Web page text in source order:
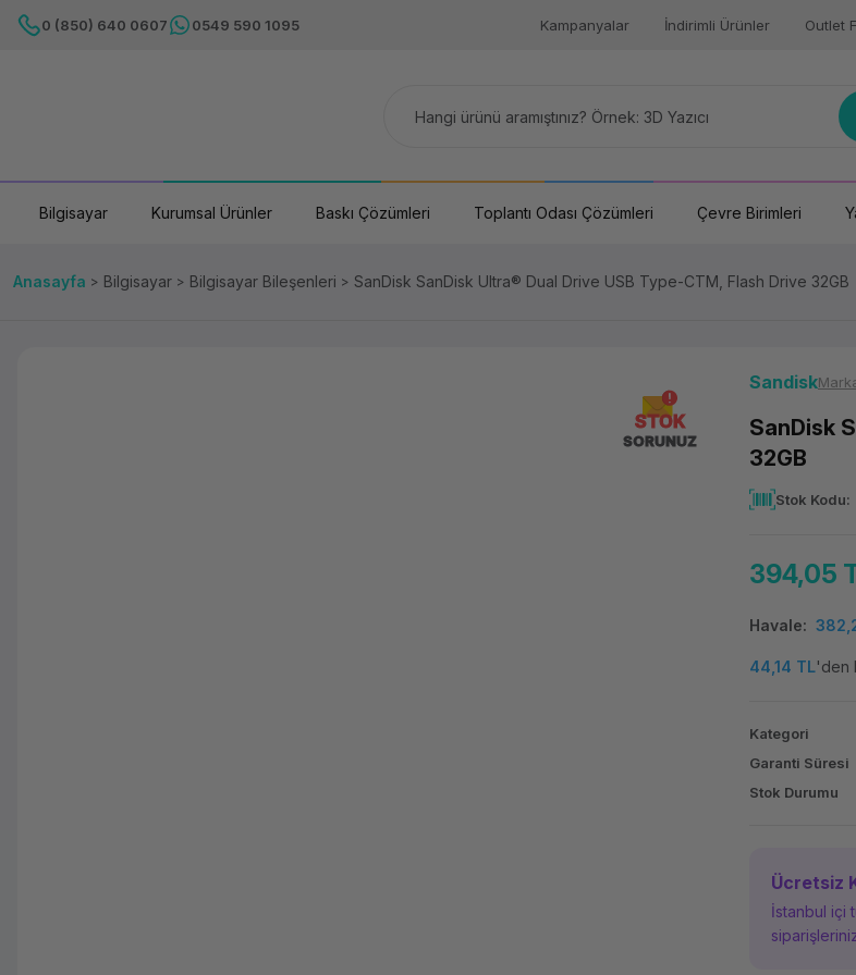
0 (850) 640 0607 0549 590 1095 Kampanyalar İndirimli Ürünler Outlet
Bilgisayar Kurumsal Ürünler Baskı Çözümleri Toplantı Odası Çözümleri Çevre Birimleri
Anasayfa Bilgisayar Bilgisayar Bileşenleri SanDisk SanDisk Ultra® Dual Drive USB Type-CTM, Flash Drive 32GB
STOK
SORUNUZ
Sandisk
SanDisk
32GB
Stok Kodu
394,05
Havale
44,14 TL'den
Kategori
Garanti Süresi
Stok Durumu
Ücretsiz
İstanbul içi